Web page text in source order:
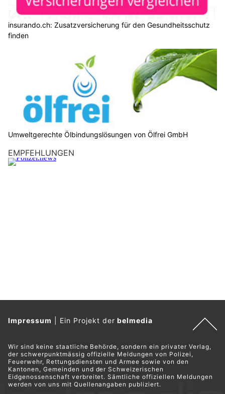
insurando.ch: Zusatzversicherung für den Gesundheitsschutz
finden
Umweltgerechte Ölbindungslösungen von Ölfrei GmbH
EMPFEHLUNGEN
Impressum Ein Projekt derbelmedia
Wir sind keine staatliche Behörde, sondern ein privater Verlag,
der schwerpunktmässig offizielle Meldungen von Polizei,
Feuerwehr, Rettungsdiensten und Armee sowie von den
Kantonen, Gemeinden und der Schweizerischen
Eidgenossenschaft verbreitet. Sämtliche offiziellen Meldungen
werden von uns mit Quellenangaben publiziert.